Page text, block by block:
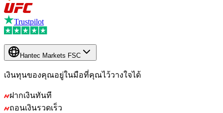
Trustpilot
Hantec Markets FSC
เงินทุนของคุณอยู่ในมือที่คุณไว้วางใจได้
ฝากเงินทันที
ถอนเงินรวดเร็ว